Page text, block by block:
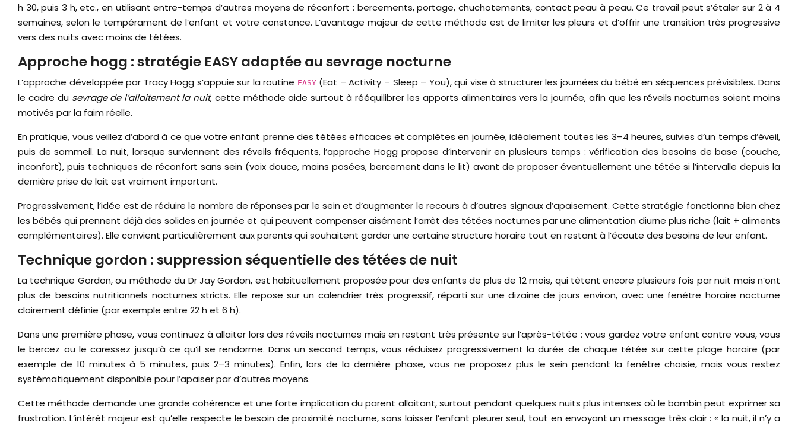
h 30, puis 3 h, etc., en utilisant entre-temps d’autres moyens de réconfort : bercements, portage, chuchotements, contact peau à peau. Ce travail peut s’étaler sur 2 à 4
semaines, selon le tempérament de l’enfant et votre constance. L’avantage majeur de cette méthode est de limiter les pleurs et d’offrir une transition très progressive
vers des nuits avec moins de tétées.
Approche hogg : stratégie EASY adaptée au sevrage nocturne
L’approche développée par Tracy Hogg s’appuie sur la routine EASY(Eat – Activity – Sleep – You), qui vise à structurer les journées du bébé en séquences prévisibles. Dans
le cadre du sevrage de l’allaitement la nuit, cette méthode aide surtout à rééquilibrer les apports alimentaires vers la journée, afin que les réveils nocturnes soient moins
motivés par la faim réelle.
En pratique, vous veillez d’abord à ce que votre enfant prenne des tétées efficaces et complètes en journée, idéalement toutes les 3–4 heures, suivies d’un temps d’éveil,
puis de sommeil. La nuit, lorsque surviennent des réveils fréquents, l’approche Hogg propose d’intervenir en plusieurs temps : vérification des besoins de base (couche,
inconfort), puis techniques de réconfort sans sein (voix douce, mains posées, bercement dans le lit) avant de proposer éventuellement une tétée si l’intervalle depuis la
dernière prise de lait est vraiment important.
Progressivement, l’idée est de réduire le nombre de réponses par le sein et d’augmenter le recours à d’autres signaux d’apaisement. Cette stratégie fonctionne bien chez
les bébés qui prennent déjà des solides en journée et qui peuvent compenser aisément l’arrêt des tétées nocturnes par une alimentation diurne plus riche (lait + aliments
complémentaires). Elle convient particulièrement aux parents qui souhaitent garder une certaine structure horaire tout en restant à l’écoute des besoins de leur enfant.
Technique gordon : suppression séquentielle des tétées de nuit
La technique Gordon, ou méthode du Dr Jay Gordon, est habituellement proposée pour des enfants de plus de 12 mois, qui tètent encore plusieurs fois par nuit mais n’ont
plus de besoins nutritionnels nocturnes stricts. Elle repose sur un calendrier très progressif, réparti sur une dizaine de jours environ, avec une fenêtre horaire nocturne
clairement définie (par exemple entre 22 h et 6 h).
Dans une première phase, vous continuez à allaiter lors des réveils nocturnes mais en restant très présente sur l’après-tétée : vous gardez votre enfant contre vous, vous
le bercez ou le caressez jusqu’à ce qu’il se rendorme. Dans un second temps, vous réduisez progressivement la durée de chaque tétée sur cette plage horaire (par
exemple de 10 minutes à 5 minutes, puis 2–3 minutes). Enfin, lors de la dernière phase, vous ne proposez plus le sein pendant la fenêtre choisie, mais vous restez
systématiquement disponible pour l’apaiser par d’autres moyens.
Cette méthode demande une grande cohérence et une forte implication du parent allaitant, surtout pendant quelques nuits plus intenses où le bambin peut exprimer sa
frustration. L’intérêt majeur est qu’elle respecte le besoin de proximité nocturne, sans laisser l’enfant pleurer seul, tout en envoyant un message très clair : « la nuit, il n’y a